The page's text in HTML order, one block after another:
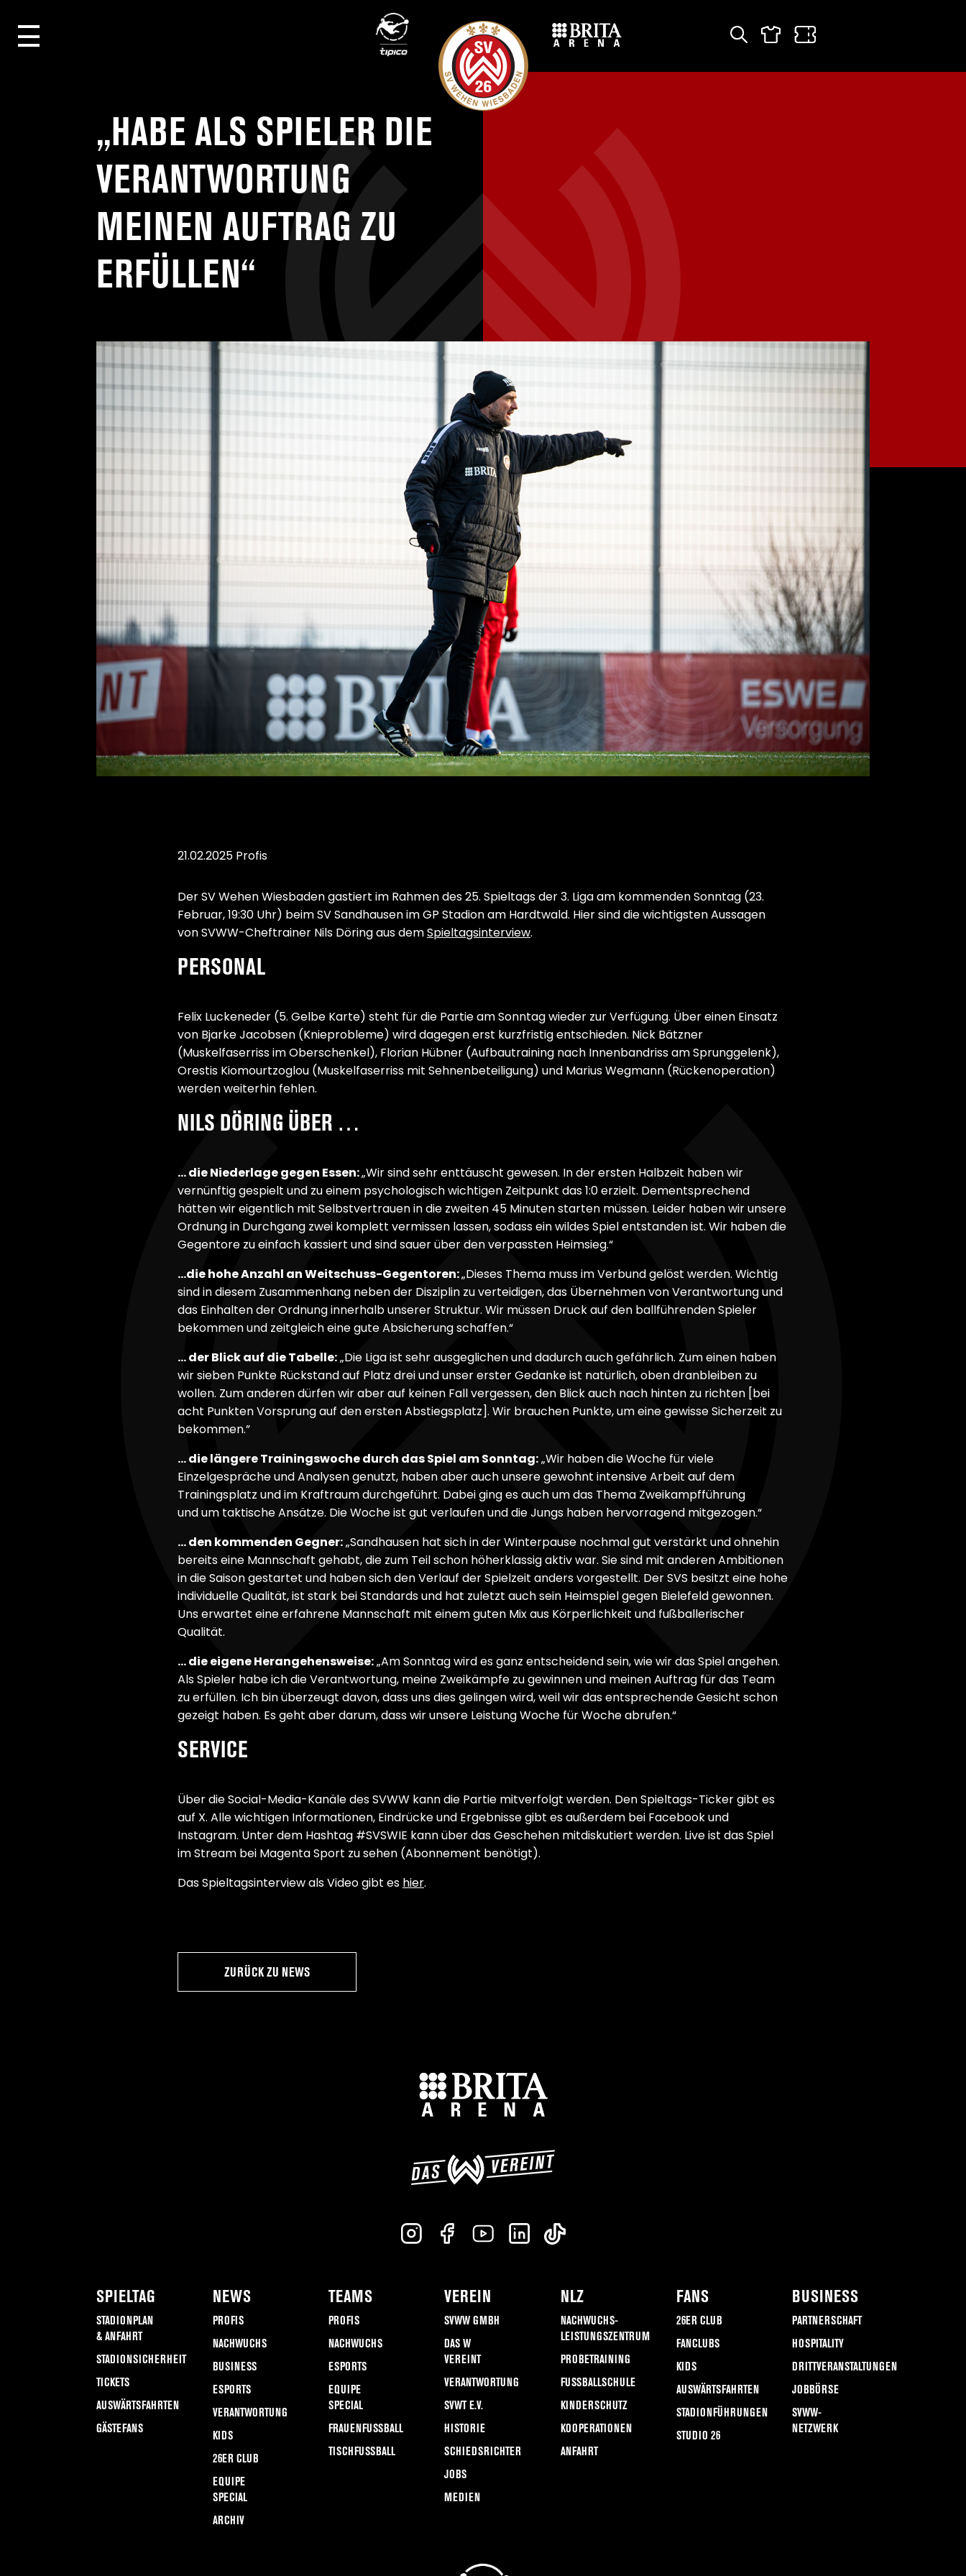
„HABE ALS SPIELER DIE
VERANTWORTUNG
MEINEN AUFTRAG ZU
ERFÜLLEN“
21.02.2025 Profis
Der SV Wehen Wiesbaden gastiert im Rahmen des 25. Spieltags der 3. Liga am kommenden Sonntag (23.
Februar, 19:30 Uhr) beim SV Sandhausen im GP Stadion am Hardtwald. Hier sind die wichtigsten Aussagen
von SVWW-Cheftrainer Nils Döring aus demSpieltagsinterview.
PERSONAL
Felix Luckeneder (5. Gelbe Karte) steht für die Partie am Sonntag wieder zur Verfügung. Über einen Einsatz
von Bjarke Jacobsen (Knieprobleme) wird dagegen erst kurzfristig entschieden. Nick Bätzner
(Muskelfaserriss im Oberschenkel), Florian Hübner (Aufbautraining nach Innenbandriss am Sprunggelenk),
Orestis Kiomourtzoglou (Muskelfaserriss mit Sehnenbeteiligung) und Marius Wegmann (Rückenoperation)
werden weiterhin fehlen.
NILS DÖRING ÜBER …
… die Niederlage gegen Essen:„Wir sind sehr enttäuscht gewesen. In der ersten Halbzeit haben wir
vernünftig gespielt und zu einem psychologisch wichtigen Zeitpunkt das 1:0 erzielt. Dementsprechend
hätten wir eigentlich mit Selbstvertrauen in die zweiten 45 Minuten starten müssen. Leider haben wir unsere
Ordnung in Durchgang zwei komplett vermissen lassen, sodass ein wildes Spiel entstanden ist. Wir haben die
Gegentore zu einfach kassiert und sind sauer über den verpassten Heimsieg.“
…die hohe Anzahl an Weitschuss-Gegentoren:„Dieses Thema muss im Verbund gelöst werden. Wichtig
sind in diesem Zusammenhang neben der Disziplin zu verteidigen, das Übernehmen von Verantwortung und
das Einhalten der Ordnung innerhalb unserer Struktur. Wir müssen Druck auf den ballführenden Spieler
bekommen und zeitgleich eine gute Absicherung schaffen.“
… der Blick auf die Tabelle:„Die Liga ist sehr ausgeglichen und dadurch auch gefährlich. Zum einen haben
wir sieben Punkte Rückstand auf Platz drei und unser erster Gedanke ist natürlich, oben dranbleiben zu
wollen. Zum anderen dürfen wir aber auf keinen Fall vergessen, den Blick auch nach hinten zu richten [bei
acht Punkten Vorsprung auf den ersten Abstiegsplatz]. Wir brauchen Punkte, um eine gewisse Sicherzeit zu
bekommen.”
… die längere Trainingswoche durch das Spiel am Sonntag:„Wir haben die Woche für viele
Einzelgespräche und Analysen genutzt, haben aber auch unsere gewohnt intensive Arbeit auf dem
Trainingsplatz und im Kraftraum durchgeführt. Dabei ging es auch um das Thema Zweikampfführung
und um taktische Ansätze. Die Woche ist gut verlaufen und die Jungs haben hervorragend mitgezogen.“
… den kommenden Gegner:„Sandhausen hat sich in der Winterpause nochmal gut verstärkt und ohnehin
bereits eine Mannschaft gehabt, die zum Teil schon höherklassig aktiv war. Sie sind mit anderen Ambitionen
in die Saison gestartet und haben sich den Verlauf der Spielzeit anders vorgestellt. Der SVS besitzt eine hohe
individuelle Qualität, ist stark bei Standards und hat zuletzt auch sein Heimspiel gegen Bielefeld gewonnen.
Uns erwartet eine erfahrene Mannschaft mit einem guten Mix aus Körperlichkeit und fußballerischer
Qualität.
… die eigene Herangehensweise:„Am Sonntag wird es ganz entscheidend sein, wie wir das Spiel angehen.
Als Spieler habe ich die Verantwortung, meine Zweikämpfe zu gewinnen und meinen Auftrag für das Team
zu erfüllen. Ich bin überzeugt davon, dass uns dies gelingen wird, weil wir das entsprechende Gesicht schon
gezeigt haben. Es geht aber darum, dass wir unsere Leistung Woche für Woche abrufen.“
SERVICE
Über die Social-Media-Kanäle des SVWW kann die Partie mitverfolgt werden. Den Spieltags-Ticker gibt es
auf X. Alle wichtigen Informationen, Eindrücke und Ergebnisse gibt es außerdem bei Facebook und
Instagram. Unter dem Hashtag #SVSWIE kann über das Geschehen mitdiskutiert werden. Live ist das Spiel
im Stream bei Magenta Sport zu sehen (Abonnement benötigt).
Das Spieltagsinterview als Video gibt es hier.
ZURÜCK ZU NEWS
SPIELTAG
STADIONPLAN
& ANFAHRT
STADIONSICHERHEIT
TICKETS
AUSWÄRTSFAHRTEN
GÄSTEFANS
NEWS
PROFIS
NACHWUCHS
BUSINESS
ESPORTS
VERANTWORTUNG
KIDS
26ER CLUB
EQUIPE
SPECIAL
ARCHIV
TEAMS
PROFIS
NACHWUCHS
ESPORTS
EQUIPE
SPECIAL
FRAUENFUSSBALL
TISCHFUSSBALL
VEREIN
SVWW GMBH
DAS W
VEREINT
VERANTWORTUNG
SVWT E.V.
HISTORIE
SCHIEDSRICHTER
JOBS
MEDIEN
NLZ
NACHWUCHS-
LEISTUNGSZENTRUM
PROBETRAINING
FUSSBALLSCHULE
KINDERSCHUTZ
KOOPERATIONEN
ANFAHRT
FANS
26ER CLUB
FANCLUBS
KIDS
AUSWÄRTSFAHRTEN
STADIONFÜHRUNGEN
STUDIO 26
BUSINESS
PARTNERSCHAFT
HOSPITALITY
DRITTVERANSTALTUNGEN
JOBBÖRSE
SVWW-
NETZWERK